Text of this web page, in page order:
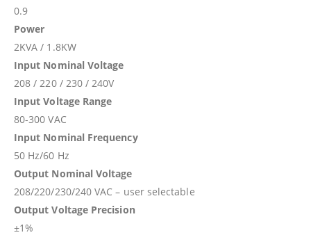
0.9
Power
2KVA / 1.8KW
Input Nominal Voltage
208 / 220 / 230 / 240V
Input Voltage Range
80-300 VAC
Input Nominal Frequency
50 Hz/60 Hz
Output Nominal Voltage
208/220/230/240 VAC – user selectable
Output Voltage Precision
±1%